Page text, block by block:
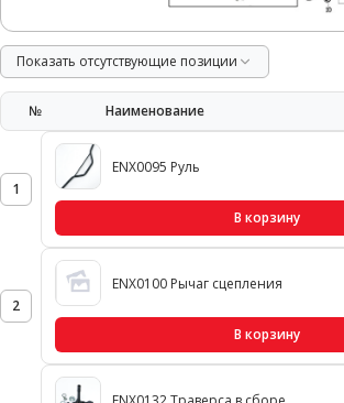
Показать отсутствующие позиции
№ Наименование
1
ENX0095 Руль
В корзину
2
ENX0100 Рычаг сцепления
В корзину